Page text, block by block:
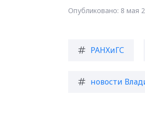
Опубликовано: 8 мая
РАНХиГС
новости